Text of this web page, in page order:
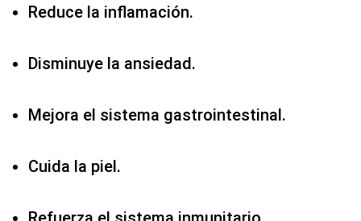
Reduce la inflamación.
Disminuye la ansiedad.
Mejora el sistema gastrointestinal.
Cuida la piel.